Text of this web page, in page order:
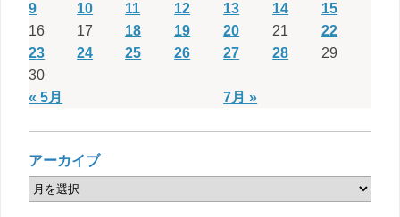
« 5月 7月 »
9
10 11 12 13 14
15
16
17 18 19 20 21
22
23
24 25 26 27 28
29
30
アーカイブ